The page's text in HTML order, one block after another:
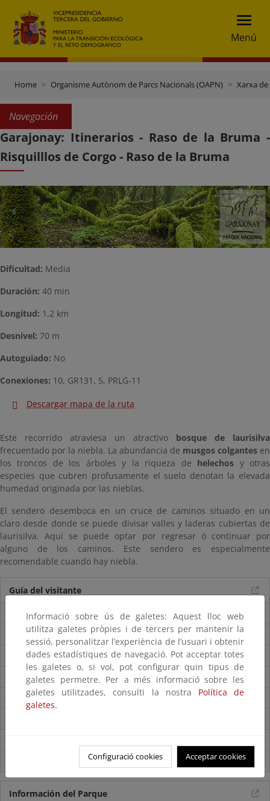
Menú
Home Organisme Autònom de Parcs Nacionals (OAPN) Xarxa
Navegación
Garajonay: Itinerarios - Raso de la Bruma -
Risquilllos de Corgo - Raso de la Bruma
Dificultad: Media
Duración: 40 min
Longitud: 1,2 km
Desnivel: 70 m
Autoguiado: No
Conexiones: 10, GR131, 5, PRLG-11
Descargar mapa de la ruta
Este recorrido atraviesa un atractivo bosque de laurisilva
frecuentado por la niebla. La abundancia de musgos colgantes en
los troncos de los árboles y la riqueza de helechos y otras
especies que cubren profusamente el suelo denotan la elevada
humedad originada por las nieblas.
El sendero desemboca en un cruce de caminos situado en un
claro desde donde se puede divisar valles y laderas cubiertas de
laurisilva. Aquí se puede optar por regresar ó continuar por
alguno de los caminos. Este sendero es especialmente
recomendable cuando hay niebla.
Guía del visitante
Guía del Parque
Folleto del parque
Accesos
Mapa del Parque
Centros de visitantes
Información del Parque
Informació sobre ús de galetes: Aquest lloc web
utilitza galetes pròpies i de tercers per mantenir la
sessió, personalitzar l’experiència de l’usuari i obtenir
dades estadístiques de navegació. Pot acceptar totes
les galetes o, si vol, pot configurar quin tipus de
galetes permetre. Per a més informació sobre les
galetes utilitzades, consulti la nostra Política de
galetes.
Configuració cookies Acceptar cookies